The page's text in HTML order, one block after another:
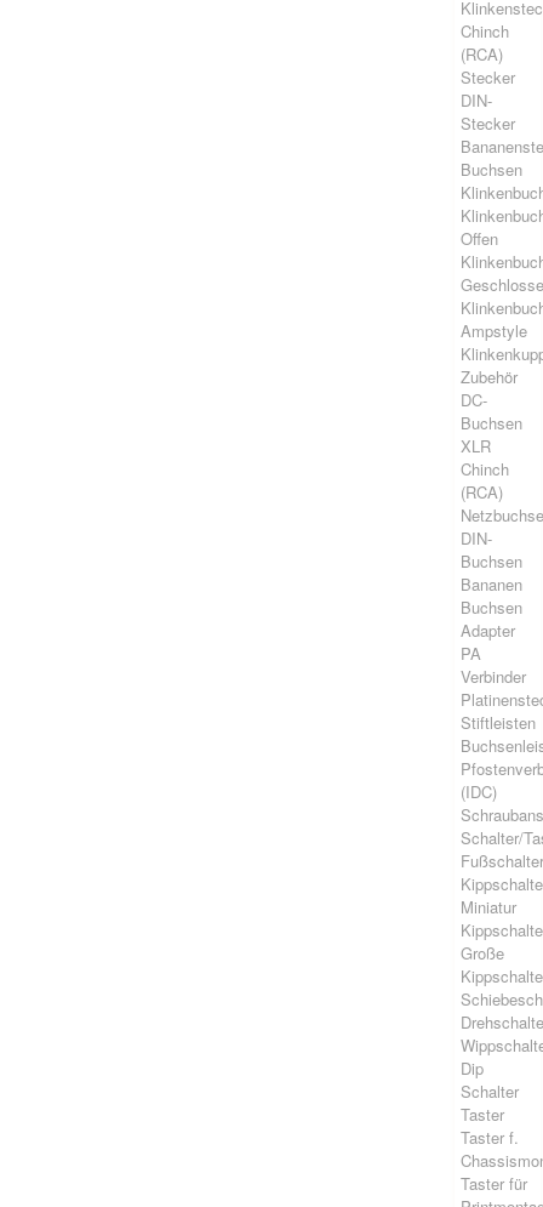
Chinch
(RCA)
Stecker
DIN-
Stecker
Buchsen
Offen
Ampstyle
Zubehör
DC-
Buchsen
XLR
Chinch
(RCA)
DIN-
Buchsen
Bananen
Buchsen
Adapter
PA
Verbinder
Stiftleisten
(IDC)
Schalter/
Miniatur
Große
Dip
Schalter
Taster
Taster f.
Taster für